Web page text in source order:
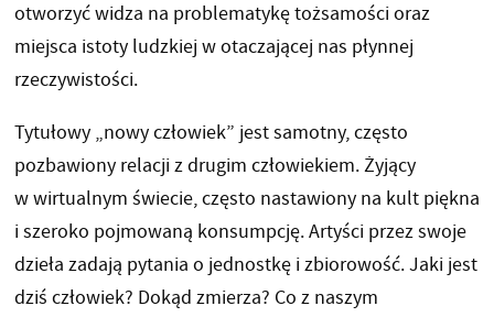
otworzyć widza na problematykę tożsamości oraz
miejsca istoty ludzkiej w otaczającej nas płynnej
rzeczywistości.
Tytułowy „nowy człowiek” jest samotny, często
pozbawiony relacji z drugim człowiekiem. Żyjący
w wirtualnym świecie, często nastawiony na kult piękna
i szeroko pojmowaną konsumpcję. Artyści przez swoje
dzieła zadają pytania o jednostkę i zbiorowość. Jaki jest
dziś człowiek? Dokąd zmierza? Co z naszym